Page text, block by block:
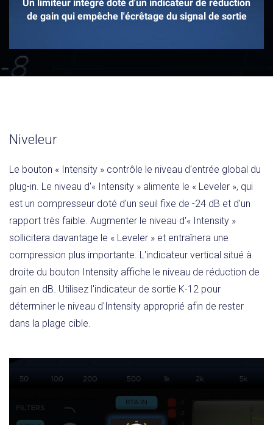
Un limiteur intégré doté d'un indicateur de réduction
de gain qui empêche l'écrêtage du signal de sortie
Niveleur
Le bouton « Intensity » contrôle le niveau d'entrée global du
plug-in. Le niveau d'« Intensity » alimente le « Leveler », qui
est un compresseur doté d'un seuil fixe de -24 dB et d'un
rapport très faible. Augmenter le niveau d'« Intensity »
sollicitera davantage le « Leveler » et entraînera une
compression plus importante. L'indicateur vertical situé à
droite du bouton Intensity affiche le niveau de réduction de
gain en dB. Utilisez l'indicateur de sortie K-12 pour
déterminer le niveau d'Intensity approprié afin de rester
dans la plage cible.